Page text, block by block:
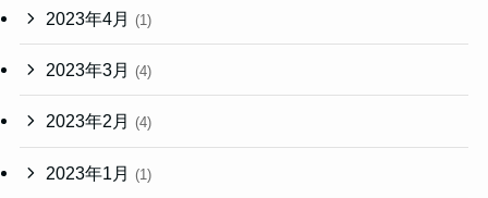
2023年4月 (1)
2023年3月 (4)
2023年2月 (4)
2023年1月 (1)